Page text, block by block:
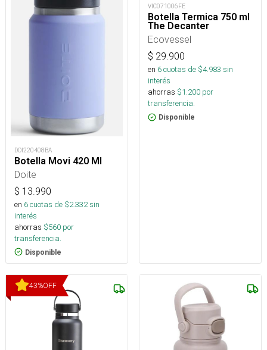
DOI220408BA
Botella Movi 420 Ml
Doite
$ 13.990
en 6cuotas de $2.332sin
interés
ahorras $560 por
transferencia.
Disponible
VIC071006FE
Botella Termica 750 ml
The Decanter
Ecovessel
$ 29.900
en 6cuotas de $4.983 sin
interés
ahorras $1.200 por
transferencia.
Disponible
43%OFF